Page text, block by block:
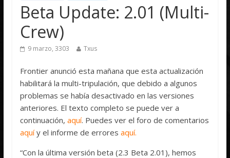
Beta Update: 2.01 (Multi-
Crew)
9 marzo, 3303 Txus
Frontier anunció esta mañana que esta actualización
habilitará la multi-tripulación, que debido a algunos
problemas se había desactivado en las versiones
anteriores. El texto completo se puede ver a
continuación,aquí. Puedes ver el foro de comentarios
aquíy el informe de erroresaquí.
“Con la última versión beta (2.3 Beta 2.01), hemos